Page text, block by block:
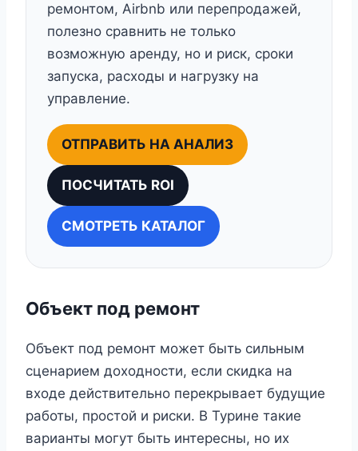
ремонтом, Airbnb или перепродажей,
полезно сравнить не только
возможную аренду, но и риск, сроки
запуска, расходы и нагрузку на
управление.
ОТПРАВИТЬ НА АНАЛИЗ
ПОСЧИТАТЬ ROI
СМОТРЕТЬ КАТАЛОГ
Объект под ремонт
Объект под ремонт может быть сильным
сценарием доходности, если скидка на
входе действительно перекрывает будущие
работы, простой и риски. В Турине такие
варианты могут быть интересны, но их